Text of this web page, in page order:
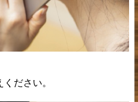
ださい。